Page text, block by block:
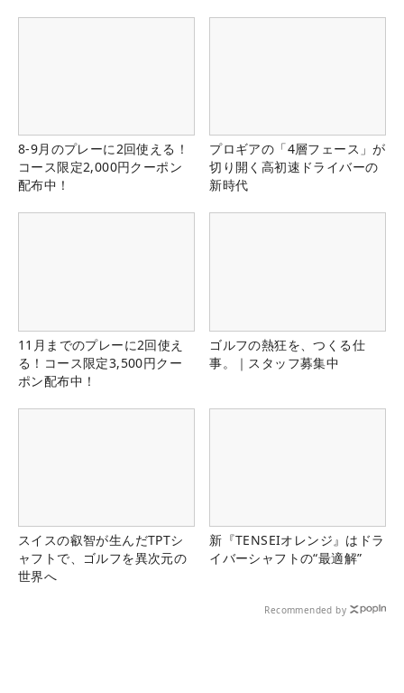
8-9月のプレーに2回使える！
コース限定2,000円クーポン
配布中！
プロギアの「4層フェース」が
切り開く高初速ドライバーの
新時代
11月までのプレーに2回使え
る！コース限定3,500円クー
ポン配布中！
ゴルフの熱狂を、つくる仕
事。｜スタッフ募集中
スイスの叡智が生んだTPTシ
ャフトで、ゴルフを異次元の
世界へ
新『TENSEIオレンジ』はドラ
イバーシャフトの“最適解”
Recommended by